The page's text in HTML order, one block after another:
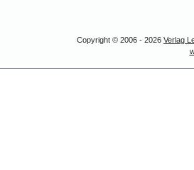
Copyright © 2006 - 2026 Verlag